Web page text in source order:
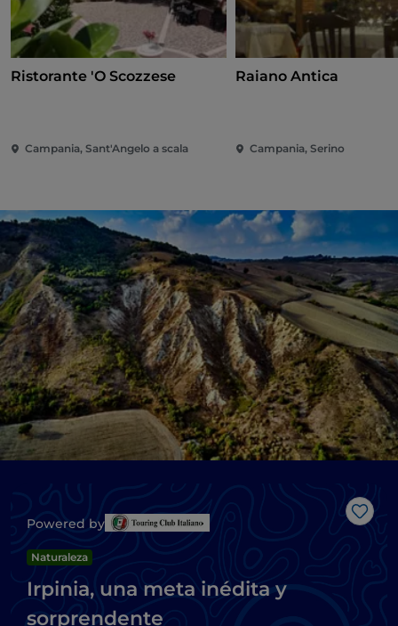
Ristorante 'O Scozzese
Campania, Sant'Angelo a scala
Raiano Antica
Campania, Serino
Me
Powered by
Naturaleza
Irpinia, una meta inédita y
sorprendente